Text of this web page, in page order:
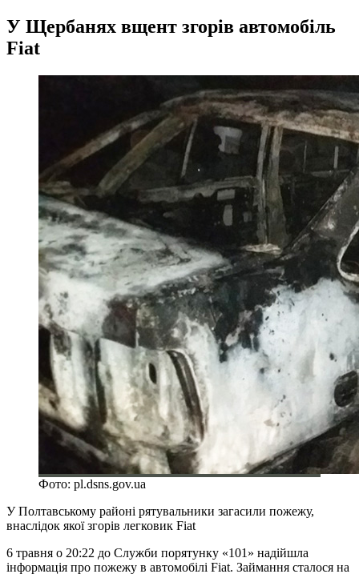
У Щербанях вщент згорів автомобіль
Fiat
Фото: pl.dsns.gov.ua
У Полтавському районі рятувальники загасили пожежу,
внаслідок якої згорів легковик Fiat
6 травня о 20:22 до Служби порятунку «101» надійшла
інформація про пожежу в автомобілі Fiat. Займання сталося на